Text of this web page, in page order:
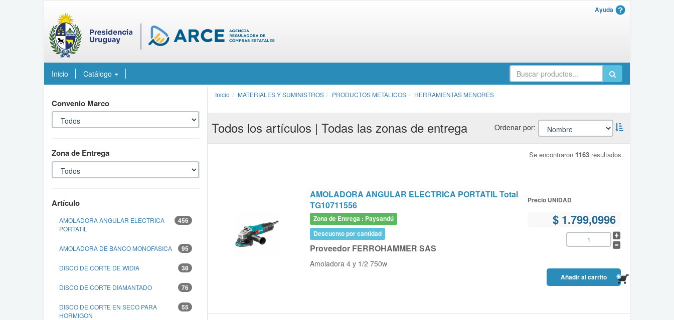
Ayuda
Inicio Catálogo
Convenio Marco
Zona de Entrega
Artículo
456
AMOLADORA ANGULAR ELECTRICA
PORTATIL
95
AMOLADORA DE BANCO MONOFASICA
38
DISCO DE CORTE DE WIDIA
76
DISCO DE CORTE DIAMANTADO
55
DISCO DE CORTE EN SECO PARA
HORMIGON
Inicio MATERIALES Y SUMINISTROS PRODUCTOS METALICOS HERRAMIENTAS MENORES
Todos los artículos | Todas las zonas de entrega Ordenar por:
Se encontraron 1163 resultados.
AMOLADORA ANGULAR ELECTRICA PORTATIL Total
TG10711556
Zona de Entrega : Paysandú
Descuento por cantidad
Proveedor FERROHAMMER SAS
Amoladora 4 y 1/2 750w
Precio UNIDAD
$ 1.799,0996